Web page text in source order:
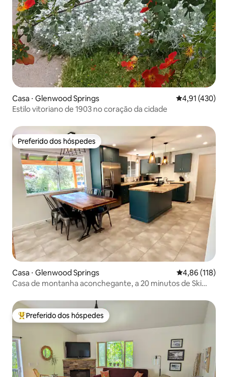
Casa ⋅ Glenwood Springs 4,91 de uma
4,91 (430)
Estilo vitoriano de 1903 no coração da cidade
Preferido dos hóspedes
Preferido dos hóspedes
Casa ⋅ Glenwood Springs 4,86 de uma
4,86 (118)
Casa de montanha aconchegante, a 20 minutos de Ski
Entre os melhores preferidos dos hóspedes
Preferido dos hóspedes